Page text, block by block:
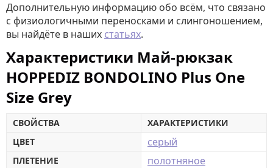
Дополнительную информацию обо всём, что связано
с физиологичными переносками и слингоношением,
вы найдёте в наших статьях.
Характеристики Май-рюкзак
HOPPEDIZ BONDOLINO Plus One
Size Grey
СВОЙСТВА
ХАРАКТЕРИСТИКИ
ЦВЕТ
серый
ПЛЕТЕНИЕ полотняное